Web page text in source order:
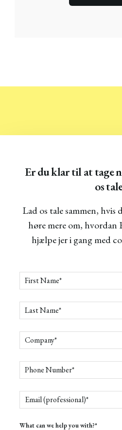
Er du klar til at tage
os
Lad os tale sammen, hvis
høre mere om, hvordan
hjælpe jer i gang med
What can we help you with?*